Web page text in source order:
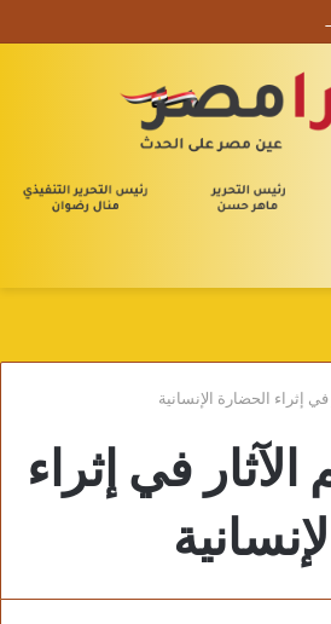
إثراء الحضارة الإنسانية
في إثراء